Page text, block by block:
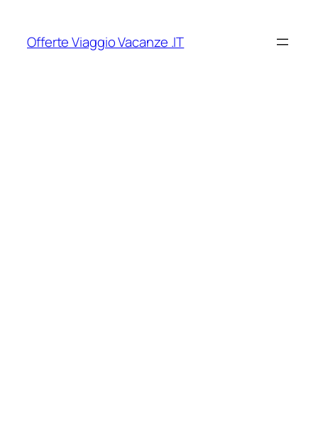
contenuto
Offerte Viaggio Vacanze .IT